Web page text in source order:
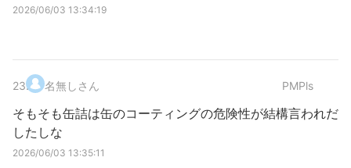
2026/06/03 13:34:19
23. 名無しさん PMPls
そもそも缶詰は缶のコーティングの危険性が結構言われだ
したしな
2026/06/03 13:35:11